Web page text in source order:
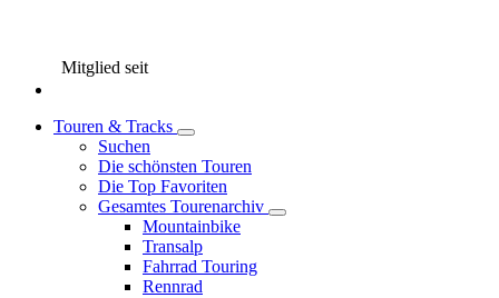
Mitglied seit
Touren & Tracks
Suchen
Die schönsten Touren
Die Top Favoriten
Gesamtes Tourenarchiv
Mountainbike
Transalp
Fahrrad Touring
Rennrad